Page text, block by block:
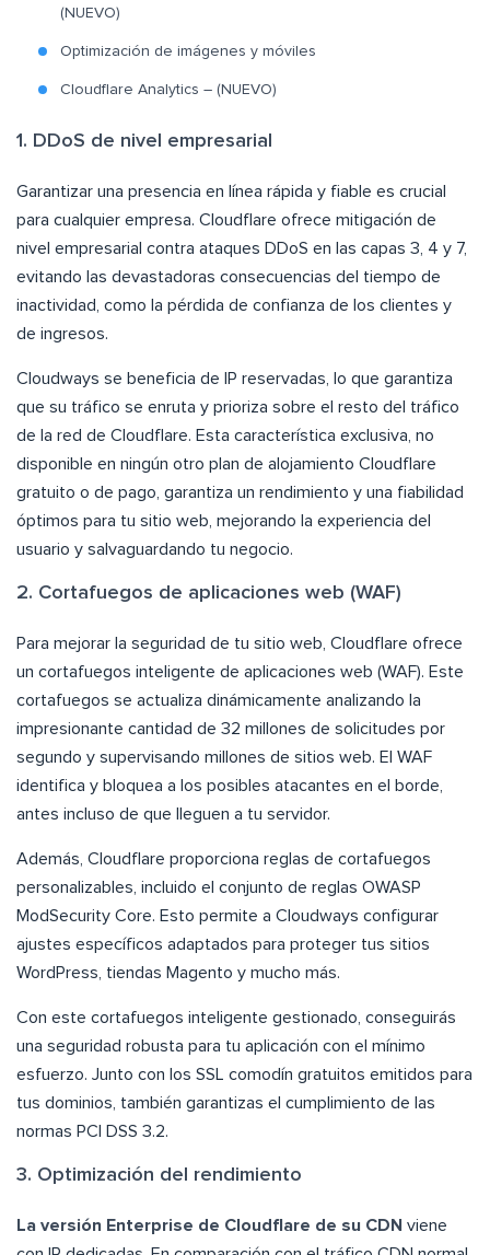
(NUEVO)
Optimización de imágenes y móviles
Cloudflare Analytics – (NUEVO)
1. DDoS de nivel empresarial
Garantizar una presencia en línea rápida y fiable es crucial
para cualquier empresa. Cloudflare ofrece mitigación de
nivel empresarial contra ataques DDoS en las capas 3, 4 y 7,
evitando las devastadoras consecuencias del tiempo de
inactividad, como la pérdida de confianza de los clientes y
de ingresos.
Cloudways se beneficia de IP reservadas, lo que garantiza
que su tráfico se enruta y prioriza sobre el resto del tráfico
de la red de Cloudflare. Esta característica exclusiva, no
disponible en ningún otro plan de alojamiento Cloudflare
gratuito o de pago, garantiza un rendimiento y una fiabilidad
óptimos para tu sitio web, mejorando la experiencia del
usuario y salvaguardando tu negocio.
2. Cortafuegos de aplicaciones web (WAF)
Para mejorar la seguridad de tu sitio web, Cloudflare ofrece
un cortafuegos inteligente de aplicaciones web (WAF). Este
cortafuegos se actualiza dinámicamente analizando la
impresionante cantidad de 32 millones de solicitudes por
segundo y supervisando millones de sitios web. El WAF
identifica y bloquea a los posibles atacantes en el borde,
antes incluso de que lleguen a tu servidor.
Además, Cloudflare proporciona reglas de cortafuegos
personalizables, incluido el conjunto de reglas OWASP
ModSecurity Core. Esto permite a Cloudways configurar
ajustes específicos adaptados para proteger tus sitios
WordPress, tiendas Magento y mucho más.
Con este cortafuegos inteligente gestionado, conseguirás
una seguridad robusta para tu aplicación con el mínimo
esfuerzo. Junto con los SSL comodín gratuitos emitidos para
tus dominios, también garantizas el cumplimiento de las
normas PCI DSS 3.2.
3. Optimización del rendimiento
La versión Enterprise de Cloudflare de su CDN viene